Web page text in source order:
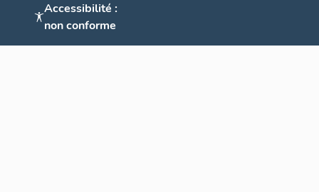
Accessibilité :
non conforme